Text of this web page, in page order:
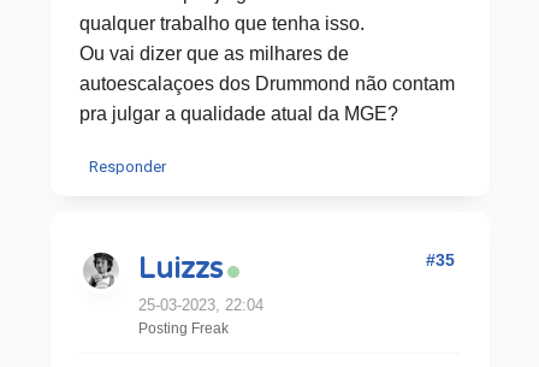
qualquer trabalho que tenha isso.
Ou vai dizer que as milhares de
autoescalaçoes dos Drummond não contam
pra julgar a qualidade atual da MGE?
Responder
Luizzs
25-03-2023, 22:04
Posting Freak
#35